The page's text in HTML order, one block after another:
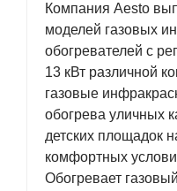
Компания Aesto
моделей газовых
обогревателей с
13 кВт различной
газовые
обогрева уличных
детских площадок
комфортных
Обогревает